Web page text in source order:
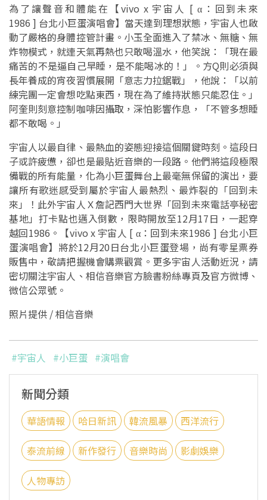
為了讓聲音和體能在【vivo x 宇宙人 [ α：回到未來
1986 ] 台北小巨蛋演唱會】當天達到理想狀態，宇宙人也啟
動了嚴格的身體控管計畫。小玉全面進入了禁冰、無糖、無
炸物模式，就連天氣再熱也只敢喝溫水，他笑說：「現在最
痛苦的不是逼自己早睡，是不能喝冰的！」。方Q則必須與
長年養成的宵夜習慣展開「意志力拉鋸戰」，他說：「以前
練完團一定會想吃點東西，現在為了維持狀態只能忍住。」
阿奎則刻意控制咖啡因攝取，深怕影響作息，「不管多想睡
都不敢喝。」
宇宙人以最自律、最熱血的姿態迎接這個關鍵時刻。這段日
子或許疲憊，卻也是最貼近音樂的一段路。他們將這段極限
備戰的所有能量，化為小巨蛋舞台上最毫無保留的演出，要
讓所有歌迷感受到屬於宇宙人最熱烈、最炸裂的「回到未
來」！此外宇宙人Ｘ詹記西門大世界「回到未來電話亭秘密
基地」打卡點也邁入倒數，限時開放至12月17日，一起穿
越回1986。【vivo x 宇宙人 [ α：回到未來1986 ] 台北小巨
蛋演唱會】將於12月20日台北小巨蛋登場，尚有零星票券
販售中，敬請把握機會購票觀賞。更多宇宙人活動近況，請
密切關注宇宙人、相信音樂官方臉書粉絲專頁及官方微博、
微信公眾號。
照片提供 / 相信音樂
#宇宙人 #小巨蛋 #演唱會
新聞分類
華語情報 哈日新訊 韓流風暴 西洋流行
泰流前線 新作發行 音樂時尚 影劇娛樂
人物專訪